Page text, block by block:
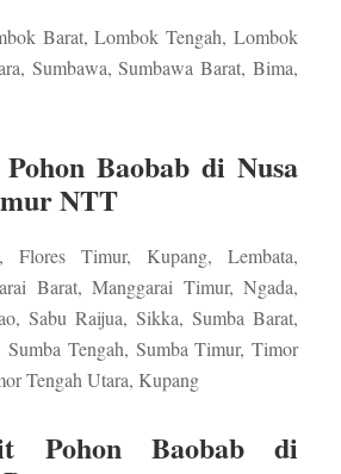
Barat, Lombok Tengah, Lombok
Sumbawa, Sumbawa Barat, Bima,
Baobab di Nusa
NTT
Timur, Kupang, Lembata,
Barat, Manggarai Timur, Ngada,
Sabu Raijua, Sikka, Sumba Barat,
Sumba Tengah, Sumba Timur, Timor
Tengah Utara, Kupang
Pohon Baobab di